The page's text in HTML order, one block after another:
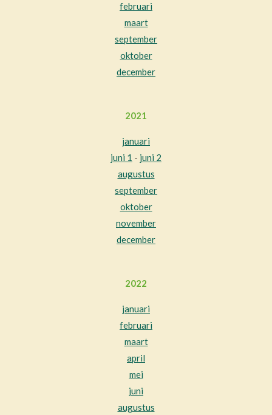
februari
maart
september
oktober
december
2021
januari
juni 1 - juni 2
augustus
september
oktober
november
december
2022
januari
februari
maart
april
mei
juni
augustus